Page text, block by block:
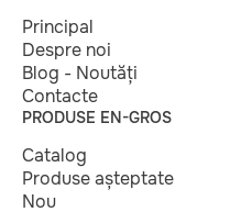
Principal
Despre noi
Blog - Noutăți
Contacte
PRODUSE EN-GROS
Catalog
Produse așteptate
Nou